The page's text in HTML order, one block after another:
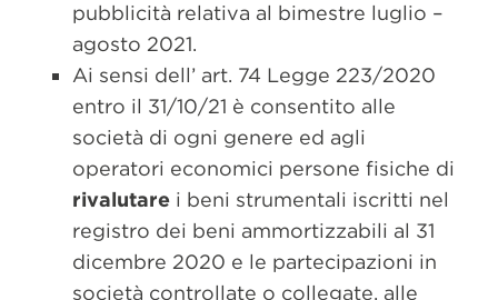
pubblicità relativa al bimestre luglio –
agosto 2021.
Ai sensi dell’ art. 74 Legge 223/2020
entro il 31/10/21 è consentito alle
società di ogni genere ed agli
operatori economici persone fisiche di
rivalutare i beni strumentali iscritti nel
registro dei beni ammortizzabili al 31
dicembre 2020 e le partecipazioni in
società controllate o collegate, alle